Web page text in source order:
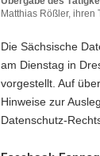
Matthias Rößler, ihren
des
Datenschutz
2022
(©
SDTB
Die Sächsische
am Dienstag in
vorgestellt. Auf
Hinweise zur
Datenschutz-